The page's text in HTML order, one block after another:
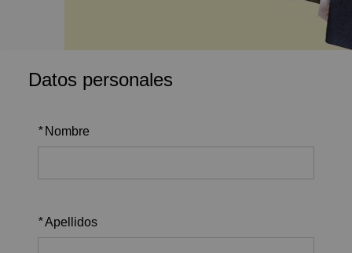
Datos personales
* Nombre
*Apellidos